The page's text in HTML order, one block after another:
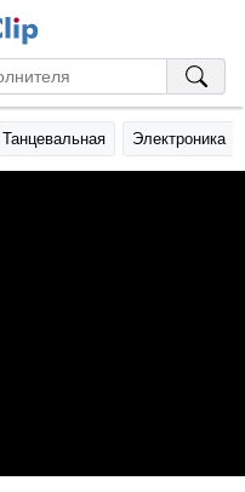
Танцевальная Электроника